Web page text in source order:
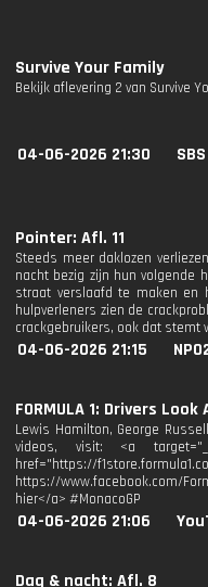
Survive Your Family
Bekijk aflevering 2 van Survive
04-06-2026 21:30 SBS
Pointer: Afl. 11
Steeds meer daklozen
nacht bezig zijn hun volgende
straat verslaafd te maken en
hulpverleners zien de
crackgebruikers, ook dat stemt
04-06-2026 21:15
FORMULA 1: Drivers
Lewis Hamilton, George
videos, visit: <a
href="https://
https://www.facebook.com/
hier</a> #MonacoGP
04-06-2026 21:06
Dag & nacht: Afl. 8